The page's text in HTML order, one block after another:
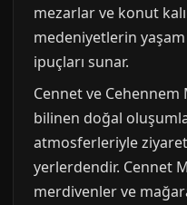
mezarlar ve konut
medeniyetlerin
ipuçları sunar.
Cennet ve
bilinen doğal
atmosferleriyle
yerlerdendir. Cennet
merdivenler ve